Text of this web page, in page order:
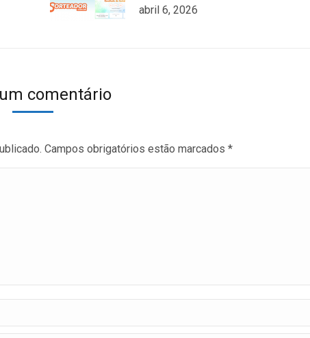
abril 6, 2026
comentário
Campos obrigatórios estão marcados *